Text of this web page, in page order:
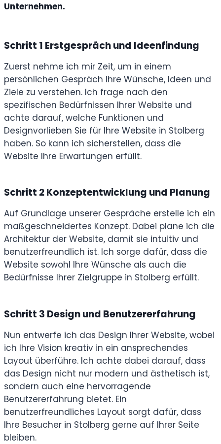
Unternehmen.
Schritt 1 Erstgespräch und Ideenfindung
Zuerst nehme ich mir Zeit, um in einem
persönlichen Gespräch Ihre Wünsche, Ideen und
Ziele zu verstehen. Ich frage nach den
spezifischen Bedürfnissen Ihrer Website und
achte darauf, welche Funktionen und
Designvorlieben Sie für Ihre Website in Stolberg
haben. So kann ich sicherstellen, dass die
Website Ihre Erwartungen erfüllt.
Schritt 2Konzeptentwicklung und Planung
Auf Grundlage unserer Gespräche erstelle ich ein
maßgeschneidertes Konzept. Dabei plane ich die
Architektur der Website, damit sie intuitiv und
benutzerfreundlich ist. Ich sorge dafür, dass die
Website sowohl Ihre Wünsche als auch die
Bedürfnisse Ihrer Zielgruppe in Stolberg erfüllt.
Schritt 3 Design und Benutzererfahrung
Nun entwerfe ich das Design Ihrer Website, wobei
ich Ihre Vision kreativ in ein ansprechendes
Layout überführe. Ich achte dabei darauf, dass
das Design nicht nur modern und ästhetisch ist,
sondern auch eine hervorragende
Benutzererfahrung bietet. Ein
benutzerfreundliches Layout sorgt dafür, dass
Ihre Besucher in Stolberg gerne auf Ihrer Seite
bleiben.